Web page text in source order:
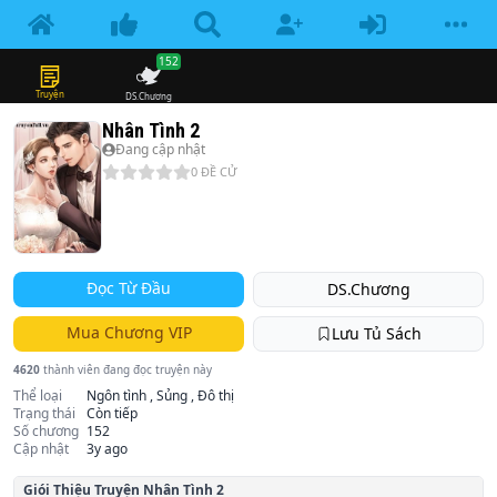
Truyện DS.Chương
152
Nhân Tình 2
Đang cập nhật
0 ĐỀ CỬ
Đọc Từ Đầu DS.Chương
Mua Chương VIP Lưu Tủ Sách
4620 thành viên đang đọc truyện này
Thể loại
Ngôn tình , Sủng , Đô thị
Trạng thái
Còn tiếp
Số chương 152
Cập nhật
3y ago
Giói Thiệu Truyện Nhân Tình 2